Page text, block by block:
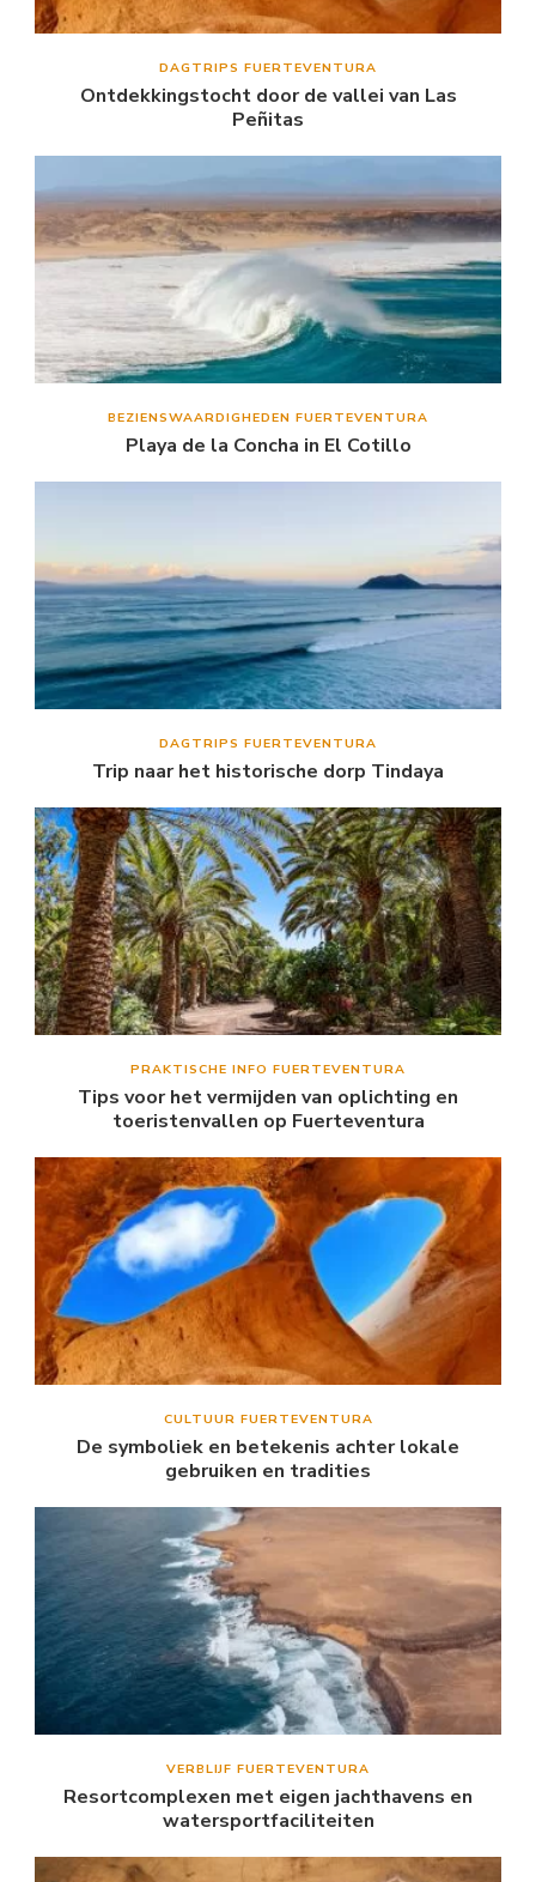
DAGTRIPS FUERTEVENTURA
Ontdekkingstocht door de vallei van Las
Peñitas
BEZIENSWAARDIGHEDEN FUERTEVENTURA
Playa de la Concha in El Cotillo
DAGTRIPS FUERTEVENTURA
Trip naar het historische dorp Tindaya
PRAKTISCHE INFO FUERTEVENTURA
Tips voor het vermijden van oplichting en
toeristenvallen op Fuerteventura
CULTUUR FUERTEVENTURA
De symboliek en betekenis achter lokale
gebruiken en tradities
VERBLIJF FUERTEVENTURA
Resortcomplexen met eigen jachthavens en
watersportfaciliteiten